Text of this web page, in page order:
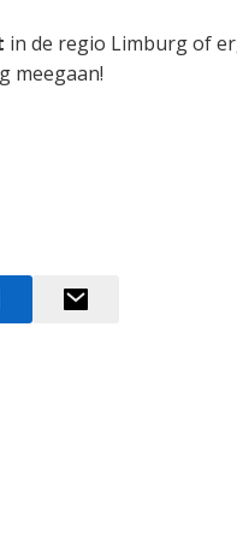
in de regio Limburg of
meegaan!